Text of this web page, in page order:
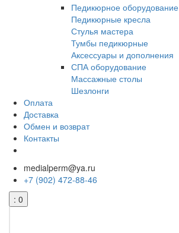
Педикюрное оборудование
Педикюрные кресла
Стулья мастера
Тумбы педикюрные
Аксессуары и дополнения
СПА оборудование
Массажные столы
Шезлонги
Оплата
Доставка
Обмен и возврат
Контакты
medialperm@ya.ru
+7 (902) 472-88-46
: 0